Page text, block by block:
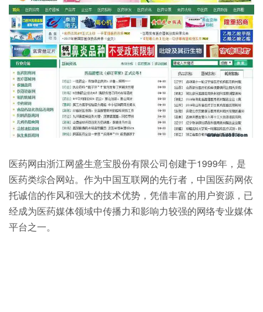
医药网由浙江网盛生意宝股份有限公司创建于1999年，是
医药类综合网站。作为中国互联网的先行者，中国医药网依
托诚信的作风和强大的技术优势，凭借丰富的用户资源，已
经成为医药媒体领域中传播力和影响力较强的网络专业媒体
平台之一。